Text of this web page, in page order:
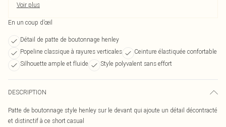
Voir plus
En un coup d’œil
Détail de patte de boutonnage henley
Popeline classique à rayures verticales
Ceinture élastiquée confortable
Silhouette ample et fluide
Style polyvalent sans effort
DESCRIPTION
Patte de boutonnage style henley sur le devant qui ajoute un détail décontracté
et distinctif à ce short casual